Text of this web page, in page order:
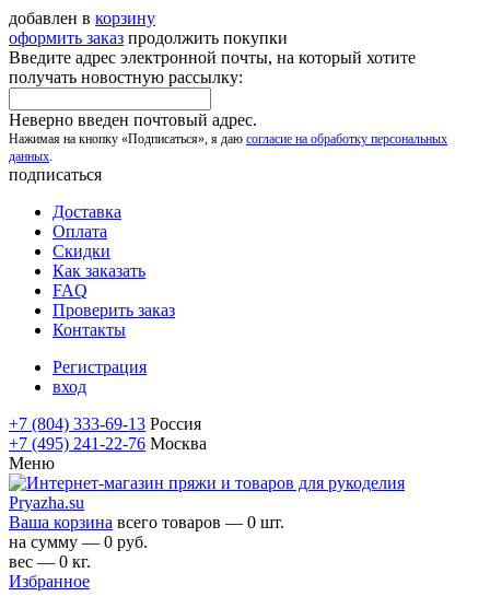
добавлен в корзину
оформить заказ продолжить покупки
Введите адрес электронной почты, на который хотите
получать новостную рассылку:
Неверно введен почтовый адрес.
Нажимая на кнопку «Подписаться», я даю согласие на обработку персональных
данных.
подписаться
Доставка
Оплата
Скидки
Как заказать
FAQ
Проверить заказ
Контакты
Регистрация
вход
+7 (804) 333-69-13 Россия
+7 (495) 241-22-76 Москва
Меню
Ваша корзина всего товаров — 0 шт.
на сумму — 0 руб.
вес — 0 кг.
Избранное